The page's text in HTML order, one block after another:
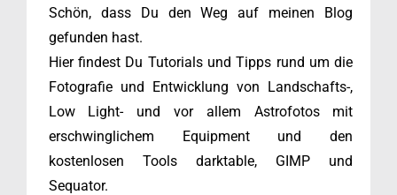
Schön, dass Du den Weg auf meinen Blog
gefunden hast.
Hier findest Du Tutorials und Tipps rund um die
Fotografie und Entwicklung von Landschafts-,
Low Light- und vor allem Astrofotos mit
erschwinglichem Equipment und den
kostenlosen Tools darktable, GIMP und
Sequator.